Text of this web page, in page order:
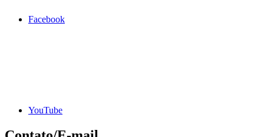
Facebook
YouTube